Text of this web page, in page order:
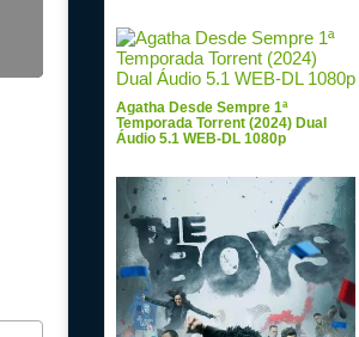
Agatha Desde Sempre 1ª
Temporada Torrent (2024) Dual
Áudio 5.1 WEB-DL 1080p